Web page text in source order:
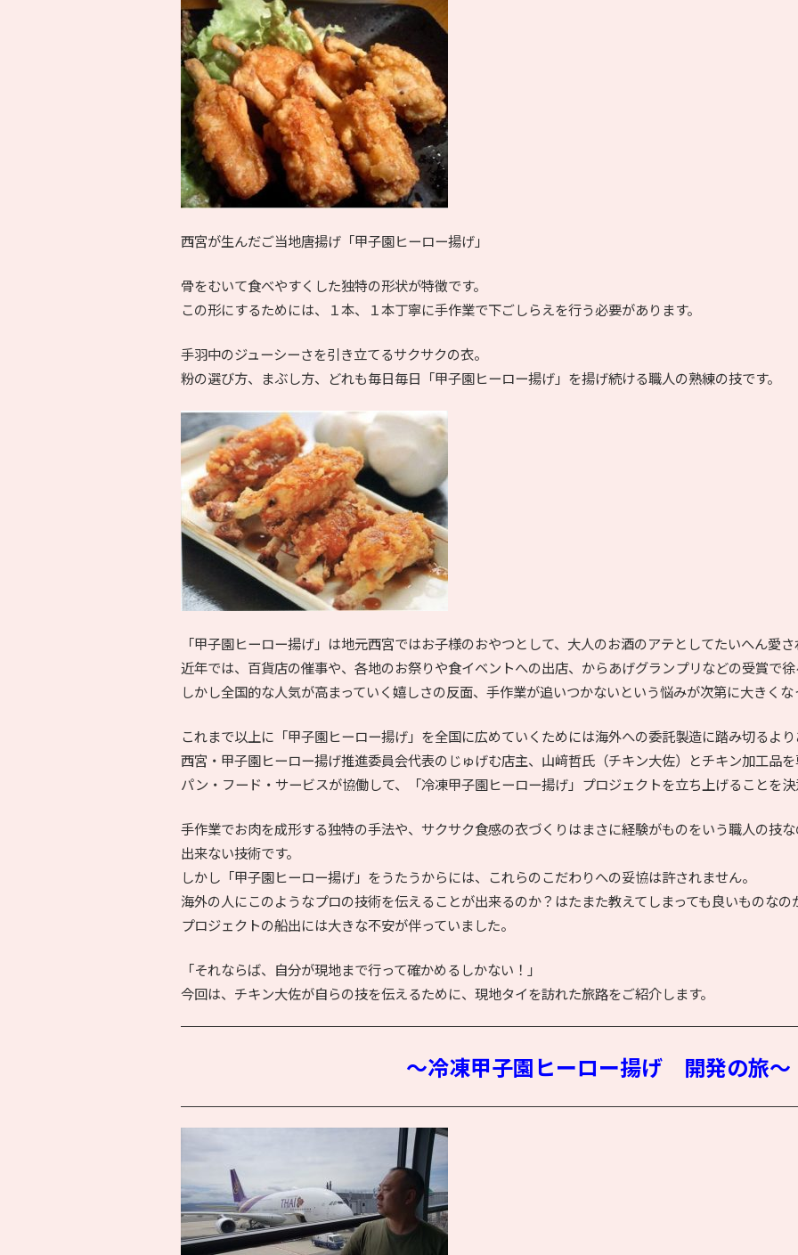
西宮が生んだご当地唐揚げ「甲子園ヒーロー揚げ」
骨をむいて食べやすくした独特の形状が特徴です。
この形にするためには、１本、１本丁寧に手作業で下ごしらえを行う必要があります。
手羽中のジューシーさを引き立てるサクサクの衣。
粉の選び方、まぶし方、どれも毎日毎日「甲子園ヒーロー揚げ」を揚げ続ける職人の熟練の技です。
「甲子園ヒーロー揚げ」は地元西宮ではお子様のおやつとして、大人のお酒のアテとしてたいへん愛さ
近年では、百貨店の催事や、各地のお祭りや食イベントへの出店、からあげグランプリなどの受賞で徐
しかし全国的な人気が高まっていく嬉しさの反面、手作業が追いつかないという悩みが次第に大きくな
これまで以上に「甲子園ヒーロー揚げ」を全国に広めていくためには海外への委託製造に踏み切るより
西宮・甲子園ヒーロー揚げ推進委員会代表のじゅげむ店主、山﨑哲氏（チキン大佐）とチキン加工品
パン・フード・サービスが協働して、「冷凍甲子園ヒーロー揚げ」プロジェクトを立ち上げることを決
手作業でお肉を成形する独特の手法や、サクサク食感の衣づくりはまさに経験がものをいう職人の技
出来ない技術です。
しかし「甲子園ヒーロー揚げ」をうたうからには、これらのこだわりへの妥協は許されません。
海外の人にこのようなプロの技術を伝えることが出来るのか？はたまた教えてしまっても良いものなの
プロジェクトの船出には大きな不安が伴っていました。
「それならば、自分が現地まで行って確かめるしかない！」
今回は、チキン大佐が自らの技を伝えるために、現地タイを訪れた旅路をご紹介します。
～冷凍甲子園ヒーロー揚げ 開発の旅～